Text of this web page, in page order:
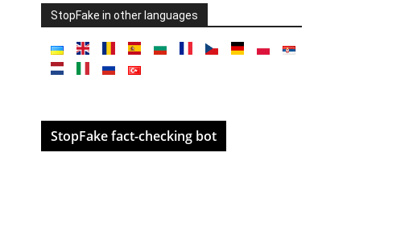
StopFake in other languages
StopFake fact-checking bot